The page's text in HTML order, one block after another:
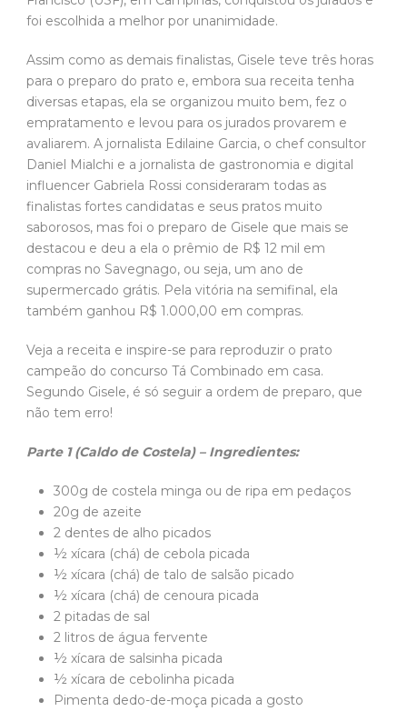
foi escolhida a melhor por unanimidade.
Assim como as demais finalistas, Gisele teve três horas
para o preparo do prato e, embora sua receita tenha
diversas etapas, ela se organizou muito bem, fez o
empratamento e levou para os jurados provarem e
avaliarem. A jornalista Edilaine Garcia, o chef consultor
Daniel Mialchi e a jornalista de gastronomia e digital
influencer Gabriela Rossi consideraram todas as
finalistas fortes candidatas e seus pratos muito
saborosos, mas foi o preparo de Gisele que mais se
destacou e deu a ela o prêmio de R$ 12 mil em
compras no Savegnago, ou seja, um ano de
supermercado grátis. Pela vitória na semifinal, ela
também ganhou R$ 1.000,00 em compras.
Veja a receita e inspire-se para reproduzir o prato
campeão do concurso Tá Combinado em casa.
Segundo Gisele, é só seguir a ordem de preparo, que
não tem erro!
Parte 1 (Caldo de Costela) – Ingredientes:
300g de costela minga ou de ripa em pedaços
20g de azeite
2 dentes de alho picados
½ xícara (chá) de cebola picada
½ xícara (chá) de talo de salsão picado
½ xícara (chá) de cenoura picada
2 pitadas de sal
2 litros de água fervente
½ xícara de salsinha picada
½ xícara de cebolinha picada
Pimenta dedo-de-moça picada a gosto